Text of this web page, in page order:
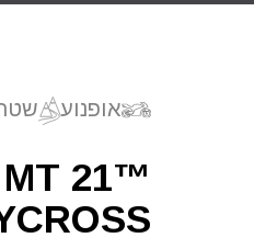
צמיג
לפי דגם
אופנוע
MT 21™